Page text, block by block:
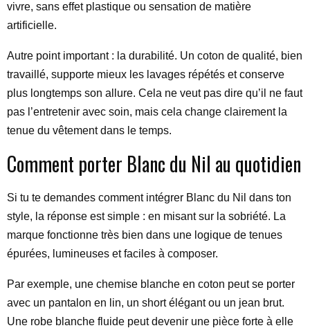
vivre, sans effet plastique ou sensation de matière
artificielle.
Autre point important : la durabilité. Un coton de qualité, bien
travaillé, supporte mieux les lavages répétés et conserve
plus longtemps son allure. Cela ne veut pas dire qu’il ne faut
pas l’entretenir avec soin, mais cela change clairement la
tenue du vêtement dans le temps.
Comment porter Blanc du Nil au quotidien
Si tu te demandes comment intégrer Blanc du Nil dans ton
style, la réponse est simple : en misant sur la sobriété. La
marque fonctionne très bien dans une logique de tenues
épurées, lumineuses et faciles à composer.
Par exemple, une chemise blanche en coton peut se porter
avec un pantalon en lin, un short élégant ou un jean brut.
Une robe blanche fluide peut devenir une pièce forte à elle